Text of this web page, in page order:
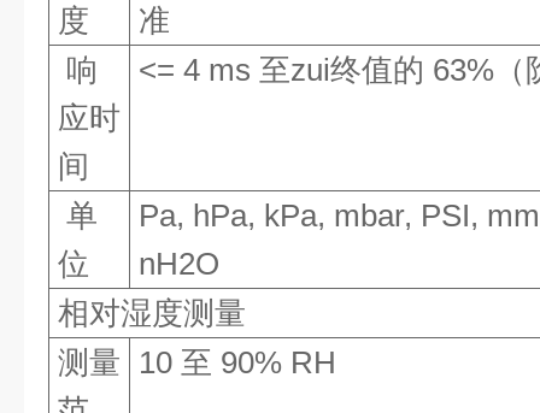
度
准
响
应时
间
<= 4 ms 至zui终值的 63%（
单
位
Pa, hPa, kPa, mbar, PSI,
nH2O
相对湿度测量
测量 10 至 90% RH